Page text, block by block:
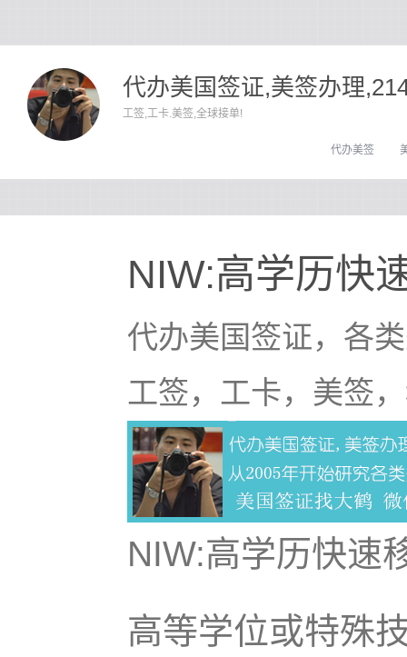
代办美国签证,美签办理
工签,工卡.美签,全球接单!
代办美签
NIW:高学历快
代办美国签证，各
工签，工卡，美签
NIW:高学历快速
高等学位或特殊